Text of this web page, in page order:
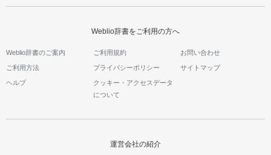
Weblio辞書をご利用の方へ
Weblio辞書のご案内 ご利用規約 お問い合わせ
ご利用方法 プライバシーポリシー サイトマップ
ヘルプ
クッキー・アクセスデータ
について
運営会社の紹介